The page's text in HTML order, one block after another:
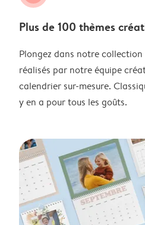
Plus de 100 thèmes
Plongez dans notre
réalisés par notre équipe
calendrier sur-mesure.
y en a pour tous les goûts.